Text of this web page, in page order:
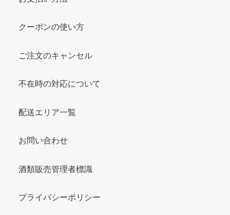
クーポンの使い方
ご注文のキャンセル
不在時の対応について
配送エリア一覧
お問い合わせ
酒類販売管理者標識
プライバシーポリシー